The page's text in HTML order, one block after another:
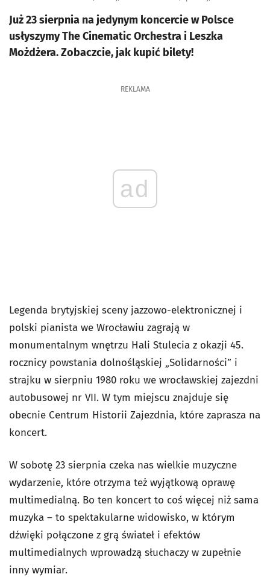
Już 23 sierpnia na jedynym koncercie w Polsce
usłyszymy The Cinematic Orchestra i Leszka
Możdżera. Zobaczcie, jak kupić bilety!
REKLAMA
ad
Legenda brytyjskiej sceny jazzowo-elektronicznej i
polski pianista we Wrocławiu zagrają w
monumentalnym wnętrzu Hali Stulecia z okazji 45.
rocznicy powstania dolnośląskiej „Solidarności” i
strajku w sierpniu 1980 roku we wrocławskiej zajezdni
autobusowej nr VII. W tym miejscu znajduje się
obecnie Centrum Historii Zajezdnia, które zaprasza na
koncert.
W sobotę 23 sierpnia czeka nas wielkie muzyczne
wydarzenie, które otrzyma też wyjątkową oprawę
multimedialną. Bo ten koncert to coś więcej niż sama
muzyka – to spektakularne widowisko, w którym
dźwięki połączone z grą świateł i efektów
multimedialnych wprowadzą słuchaczy w zupełnie
inny wymiar.